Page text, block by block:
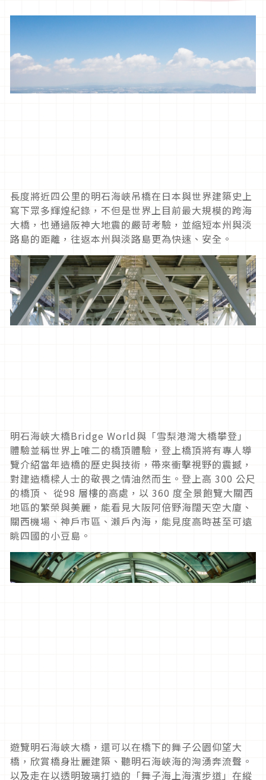
長度將近四公里的明石海峽吊橋在日本與世界建築史上
寫下眾多輝煌紀錄，不但是世界上目前最大規模的跨海
大橋，也通過阪神大地震的嚴苛考驗，並縮短本州與淡
路島的距離，往返本州與淡路島更為快速、安全。
明石海峽大橋Bridge World與「雪梨港灣大橋攀登」
體驗並稱世界上唯二的橋頂體驗，登上橋頂將有專人導
覽介紹當年造橋的歷史與技術，帶來衝擊視野的震撼，
對建造橋樑人士的敬畏之情油然而生。登上高 300 公尺
的橋頂、 從98 層樓的高處，以 360 度全景飽覽大關西
地區的繁榮與美麗，能看見大阪阿倍野海闊天空大廈、
關西機場、神戶市區、瀨戶內海，能見度高時甚至可遠
眺四國的小豆島。
遊覽明石海峽大橋，還可以在橋下的舞子公園仰望大
橋，欣賞橋身壯麗建築、聽明石海峽海的洶湧奔流聲。
以及走在以透明玻璃打造的「舞子海上海濱步道」在縱